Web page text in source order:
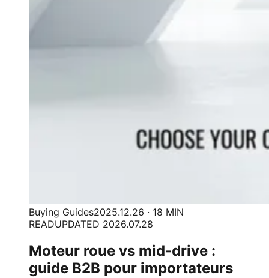
Buying Guides2025.12.26 · 18 MIN
READUPDATED 2026.07.28
Moteur roue vs mid-drive :
guide B2B pour importateurs